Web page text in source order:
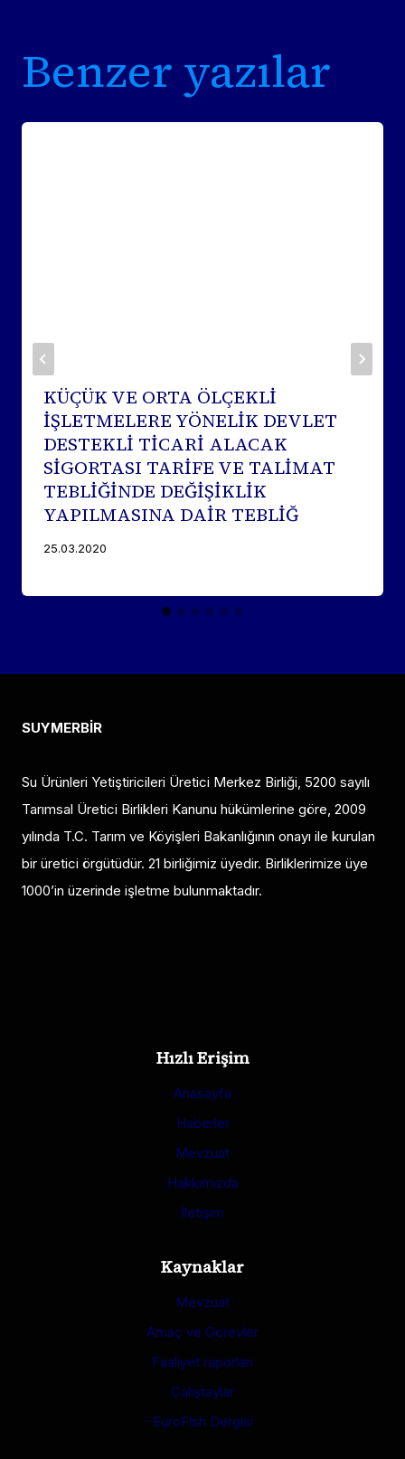
Benzer yazılar
KÜÇÜK VE ORTA ÖLÇEKLİ
İŞLETMELERE YÖNELİK DEVLET
DESTEKLİ TİCARİ ALACAK
SİGORTASI TARİFE VE TALİMAT
TEBLİĞİNDE DEĞİŞİKLİK
YAPILMASINA DAİR TEBLİĞ
25.03.2020
SUYMERBİR
Su Ürünleri Yetiştiricileri Üretici Merkez Birliği, 5200 sayılı
Tarımsal Üretici Birlikleri Kanunu hükümlerine göre, 2009
yılında T.C. Tarım ve Köyişleri Bakanlığının onayı ile kurulan
bir üretici örgütüdür. 21 birliğimiz üyedir. Birliklerimize üye
1000’in üzerinde işletme bulunmaktadır.
Hızlı Erişim
Anasayfa
Haberler
Mevzuat
Hakkımızda
İletişim
Kaynaklar
Mevzuat
Amaç ve Görevler
Faaliyet raporları
Çalıştaylar
EuroFish Dergisi